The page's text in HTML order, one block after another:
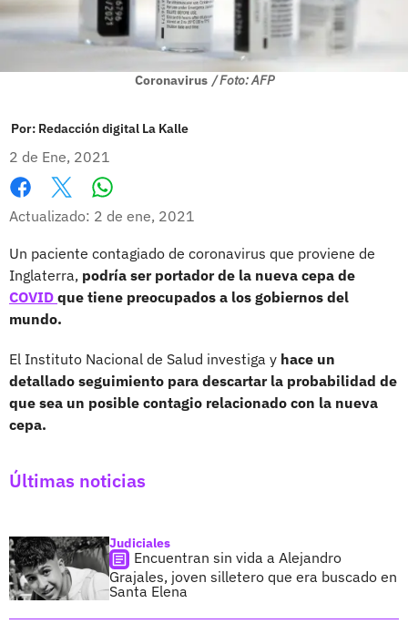
Coronavirus / Foto: AFP
Por: Redacción digital La Kalle
2 de Ene, 2021
Facebook
X
Actualizado: 2 de ene, 2021
Un paciente contagiado de coronavirus que proviene de
Inglaterra, podría ser portador de la nueva cepa de
COVID que tiene preocupados a los gobiernos del
mundo.
El Instituto Nacional de Salud investiga y hace un
detallado seguimiento para descartar la probabilidad de
que sea un posible contagio relacionado con la nueva
cepa.
Últimas noticias
Judiciales
Encuentran sin vida a Alejandro
Grajales, joven silletero que era buscado en
Santa Elena